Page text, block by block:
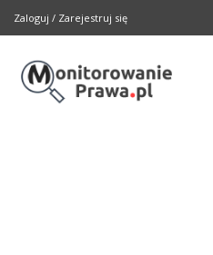
Zaloguj / Zarejestruj się